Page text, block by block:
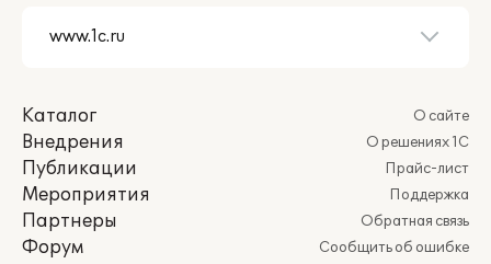
Каталог
Внедрения
Публикации
Мероприятия
Партнеры
Форум
О сайте
О решениях 1С
Прайс-лист
Поддержка
Обратная связь
Сообщить об ошибке